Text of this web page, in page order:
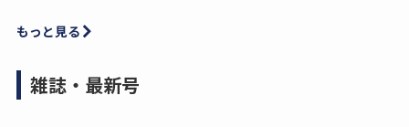
もっと見る
雑誌・最新号